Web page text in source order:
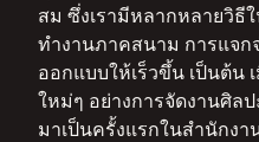
สม ซึ่งเรามีหลากหลายวิธี
ทำงานภาคสนาม การแจก
ออกแบบให้เร็วขึ้น เป็นต้น
ใหม่ๆ อย่างการจัดงานศิล
มาเป็นครั้งแรกในสำนักง